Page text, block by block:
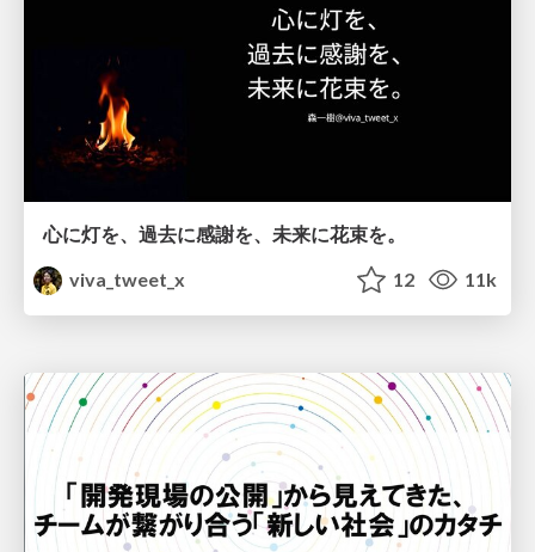
心に灯を、過去に​感謝を、​​​​​​​未来に花束を。​
viva_tweet_x
12 11k